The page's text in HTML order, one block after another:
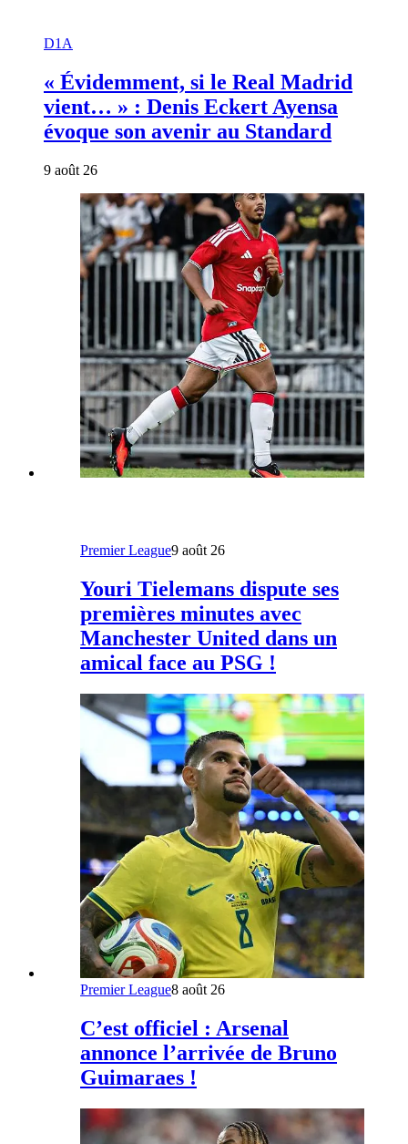
D1A
« Évidemment, si le Real Madrid
vient… » : Denis Eckert Ayensa
évoque son avenir au Standard
9 août 26
Premier League9 août 26
Youri Tielemans dispute ses
premières minutes avec
Manchester United dans un
amical face au PSG !
Premier League8 août 26
C’est officiel : Arsenal
annonce l’arrivée de Bruno
Guimaraes !